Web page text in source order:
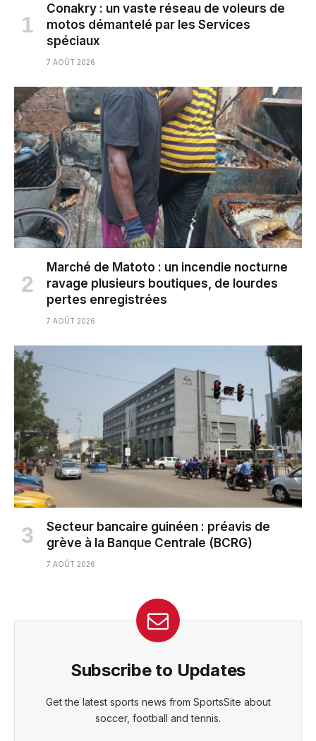
Conakry : un vaste réseau de voleurs de
motos démantelé par les Services
spéciaux
7 AOÛT 2026
Marché de Matoto : un incendie nocturne
ravage plusieurs boutiques, de lourdes
pertes enregistrées
7 AOÛT 2026
Secteur bancaire guinéen : préavis de
grève à la Banque Centrale (BCRG)
7 AOÛT 2026
Subscribe to Updates
Get the latest sports news from SportsSite about
soccer, football and tennis.